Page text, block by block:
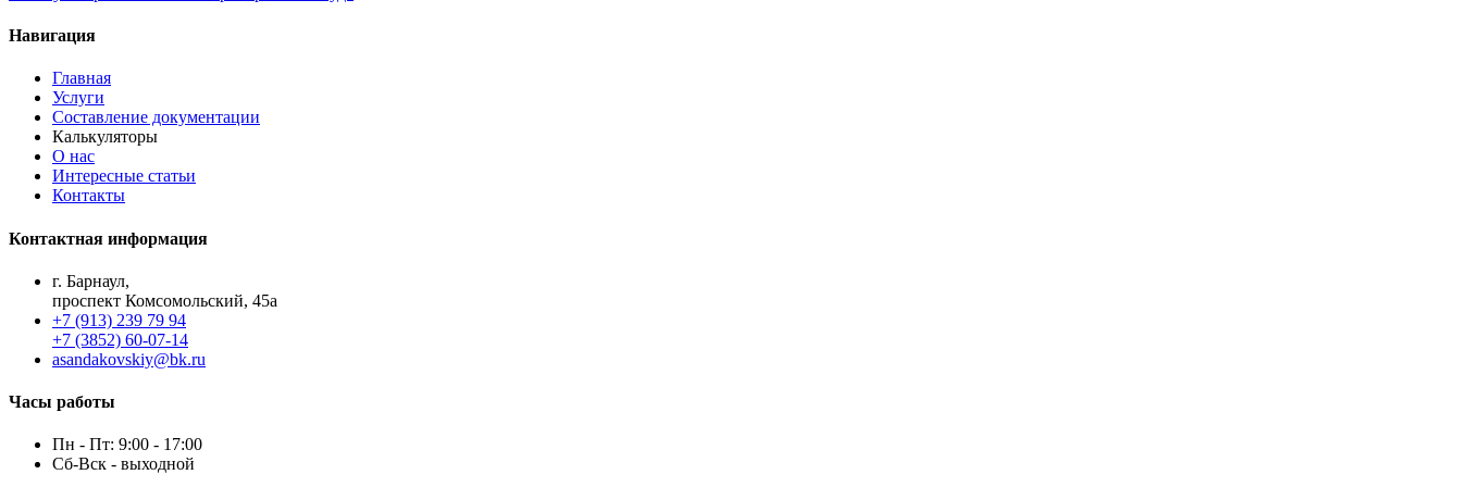
Навигация
Главная
Услуги
Составление документации
Калькуляторы
О нас
Интересные статьи
Контакты
Контактная информация
г. Барнаул,
проспект Комсомольский, 45а
+7 (913) 239 79 94
+7 (3852) 60-07-14
asandakovskiy@bk.ru
Часы работы
Пн - Пт: 9:00 - 17:00
Сб-Вск - выходной